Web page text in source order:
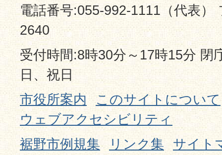
電話番号:055-992-1111（代表）
2640
受付時間:8時30分～17時15分 閉
日、祝日
市役所案内
このサイトについて
ウェブアクセシビリティ
裾野市例規集
リンク集
サイト